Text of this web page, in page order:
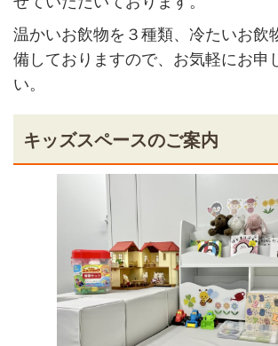
温かいお飲物を３種類、冷たいお飲
備しておりますので、お気軽にお申
い。
キッズスペースのご案内